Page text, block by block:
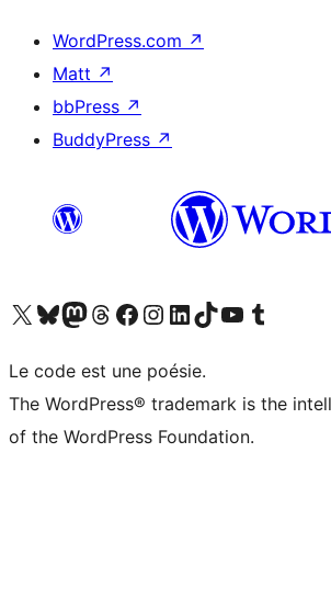
WordPress.com ↗
Matt ↗
bbPress ↗
BuddyPress ↗
Visitez notre compte X (précédemment Twitter)
Visiter notre compte Bluesky
Visiter notre compte Mastodon
Visiter notre compte Threads
Consulter notre compte Facebook
Consulter notre compte Instagram
Consulter notre compte LinkedIn
Visiter notre compte TokTok
Visiter notre chaîne YouTube
Visiter notre compte Tumblr
Le code est une poésie.
The WordPress® trademark is the
of the WordPress Foundation.